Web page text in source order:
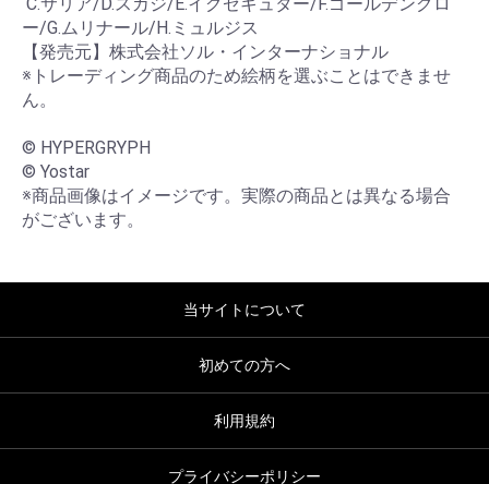
ー/G.ムリナール/H.ミュルジス
【発売元】株式会社ソル・インターナショナル
※トレーディング商品のため絵柄を選ぶことはできませ
ん。
© HYPERGRYPH
© Yostar
※商品画像はイメージです。実際の商品とは異なる場合
がございます。
当サイトについて
初めての方へ
利用規約
プライバシーポリシー